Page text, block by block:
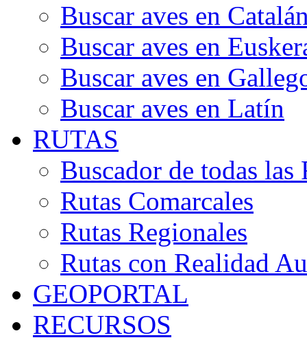
Buscar aves en
Buscar aves en
Buscar aves en
Buscar aves en Latín
RUTAS
Buscador de todas las
Rutas Comarcales
Rutas Regionales
Rutas con Realidad
GEOPORTAL
RECURSOS